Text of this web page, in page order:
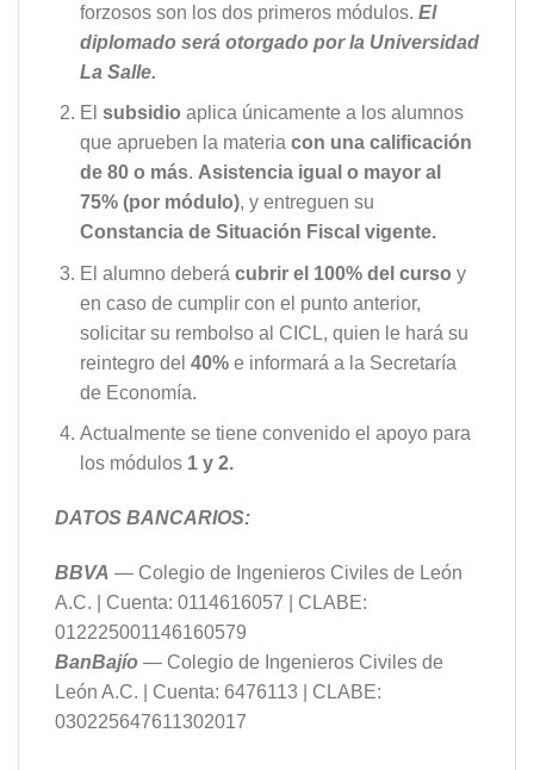
forzosos son los dos primeros módulos. El
diplomado será otorgado por la Universidad
La Salle.
El subsidio aplica únicamente a los alumnos
que aprueben la materia con una calificación
de 80 o más. Asistencia igual o mayor al
75% (por módulo), y entreguen su
Constancia de Situación Fiscal vigente.
El alumno deberá cubrir el 100% del curso y
en caso de cumplir con el punto anterior,
solicitar su rembolso al CICL, quien le hará su
reintegro del 40%e informará a la Secretaría
de Economía.
Actualmente se tiene convenido el apoyo para
los módulos1 y 2.
DATOS BANCARIOS:
BBVA — Colegio de Ingenieros Civiles de León
A.C. | Cuenta: 0114616057 | CLABE:
012225001146160579
BanBajío — Colegio de Ingenieros Civiles de
León A.C. | Cuenta: 6476113 | CLABE:
030225647611302017